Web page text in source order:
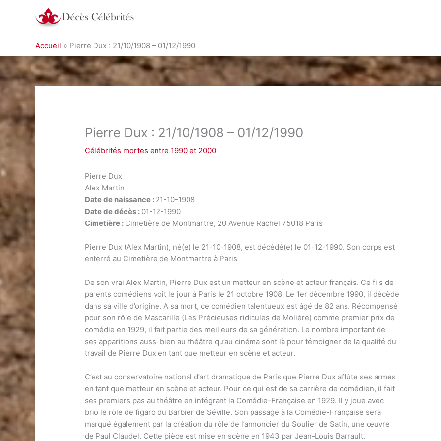
Accueil Pierre Dux : 21/10/1908 – 01/12/1990
Pierre Dux : 21/10/1908 – 01/12/1990
Célébrités mortes entre 1990 et 2000
Pierre Dux
Alex Martin
Date de naissance : 21-10-1908
Date de décès : 01-12-1990
Cimetière : Cimetière de Montmartre, 20 Avenue Rachel 75018 Paris
Pierre Dux (Alex Martin), né(e) le 21-10-1908, est décédé(e) le 01-12-1990. Son corps est
enterré au Cimetière de Montmartre à Paris
De son vrai Alex Martin, Pierre Dux est un metteur en scène et acteur français. Ce fils de
parents comédiens voit le jour à Paris le 21 octobre 1908. Le 1er décembre 1990, il décède
dans sa ville d’origine. A sa mort, ce comédien talentueux est âgé de 82 ans. Récompensé
pour son rôle de Mascarille (Les Précieuses ridicules de Molière) comme premier prix de
comédie en 1929, il fait partie des meilleurs de sa génération. Le nombre important de
ses apparitions aussi bien au théâtre qu’au cinéma sont là pour témoigner de la qualité du
travail de Pierre Dux en tant que metteur en scène et acteur.
C’est au conservatoire national d’art dramatique de Paris que Pierre Dux affûte ses armes
en tant que metteur en scène et acteur. Pour ce qui est de sa carrière de comédien, il fait
ses premiers pas au théâtre en intégrant la Comédie-Française en 1929. Il y joue avec
brio le rôle de figaro du Barbier de Séville. Son passage à la Comédie-Française sera
marqué également par la création du rôle de l’annoncier du Soulier de Satin, une œuvre
de Paul Claudel. Cette pièce est mise en scène en 1943 par Jean-Louis Barrault.